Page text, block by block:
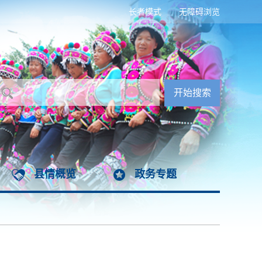
无障碍浏览
长者模式
县情概览 政务专题